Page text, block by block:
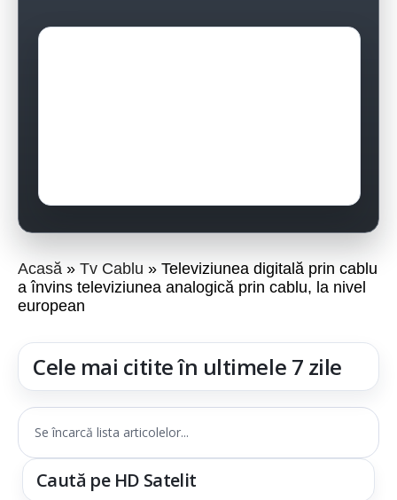
Acasă Tv Cablu
Televiziunea digitală prin cablu
a învins televiziunea analogică prin cablu, la nivel
european
Cele mai citite în ultimele 7 zile
Se încarcă lista articolelor...
Caută pe HD Satelit